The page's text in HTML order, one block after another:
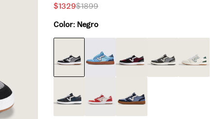
$1329$1899
Color: Negro